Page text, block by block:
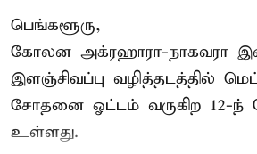
பெங்களூரு,
கோலன அக்ரஹாரா-நாகவரா
இளஞ்சிவப்பு வழித்தடத்தில்
சோதனை ஓட்டம் வருகிற 12-ந்
உள்ளது.